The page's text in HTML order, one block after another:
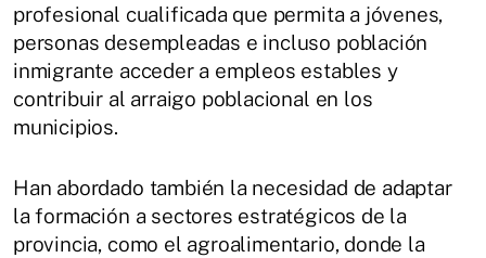
profesional cualificada que permita a jóvenes,
personas desempleadas e incluso población
inmigrante acceder a empleos estables y
contribuir al arraigo poblacional en los
municipios.
Han abordado también la necesidad de adaptar
la formación a sectores estratégicos de la
provincia, como el agroalimentario, donde la